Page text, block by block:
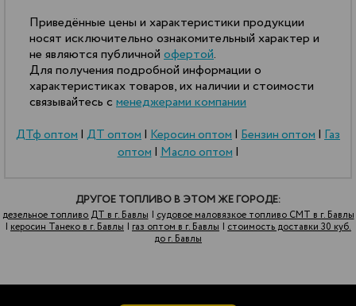
Приведённые цены и характеристики продукции
носят исключительно ознакомительный характер и
не являются публичной офертой.
Для получения подробной информации о
характеристиках товаров, их наличии и стоимости
связывайтесь с менеджерами компании
ДТф оптом| ДТ оптом| Керосин оптом| Бензин оптом| Газ
оптом|Масло оптом|
ДРУГОЕ ТОПЛИВО В ЭТОМ ЖЕ ГОРОДЕ:
дезельное топливо ДТ в г. Бавлы | судовое маловязкое топливо СМТ в г. Бавлы
| керосин Танеко в г. Бавлы | газ оптом в г. Бавлы | стоимость доставки 30 куб.
до г. Бавлы